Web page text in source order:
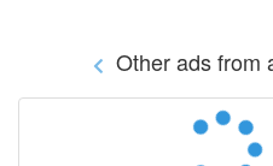
Other ads from